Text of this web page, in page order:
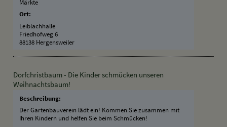
Märkte
Ort:
Leiblachhalle
Friedhofweg 6
88138 Hergensweiler
Dorfchristbaum - Die Kinder schmücken unseren
Weihnachtsbaum!
Beschreibung:
Der Gartenbauverein lädt ein! Kommen Sie zusammen mit
Ihren Kindern und helfen Sie beim Schmücken!